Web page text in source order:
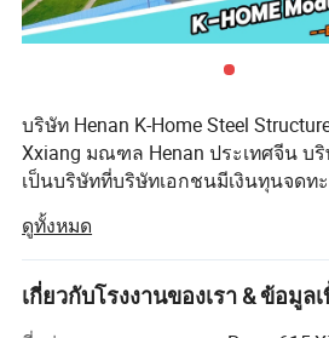
ผม แผงควบคุมติดผนัง
แผงแซนด์วิชชนิดโฟม EPS 50 มม .
สีภายนอกเป็นสีเงินอ่อน ( เหล็กหนา 0.35 มม .)
ด้านในเป็นเหล็กสีขาว (0.35 มม .)
ii. หน้าต่าง
ขนาด :1000*1000 1200 มม . ( สูง *W)
ส่วนที่ 6
ข้า ระบบไฟฟ้า
กล่องไฟฟ้าที่มีอุปกรณ์ป้องกันความปลอดภัยสายเชื่อมต่
การแสดงโครงการ :
อุปกรณ์เสริม
มาตรฐาน
9
หน้าต่าง (W)
1
หน้าต่างเลื่อนเหล็กสีขนาด 1100mmx800 มม ., หน้าต่างเ
1
4
คอลัมน์ วัสดุ : Q2335, ชุบสังกะสี
1
8
ยกพื้นขึ้น โครงสร้างเหล็กพร้อมไม้อัด 14 มม
บริษัท Henan K-Home Steel
Xxiang มณฑล Henan ประเทศจีน บ
เป็นบริษัทที่บริษัทเอกชนมีเงินทุนจดท
ครอบคลุมพื้นที่ 100 000 ตารางเมต
260 คน
เรามีความเชี่ยวชาญในการออกแบ
โครงการการผลิตและการติดตั้งอาค
ดูทั้งหมด
เกี่ยวกับโรงงานของเรา & ข้อมูล